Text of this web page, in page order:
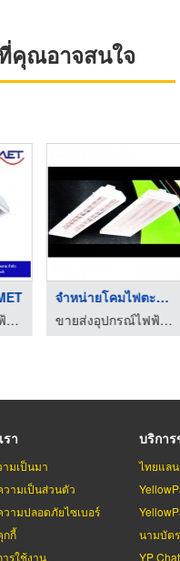
คุณอาจสนใจ
ขายส่งอุปกรณ์ไฟฟ้าแรงสูง-แรงต่ำ เอ็น.พี.ที.อิเล็กทริค ซัพพลาย
จำหน่ายโคมไฟตะแกรงแบ ...
ขายส่งอุปกรณ์ไฟฟ้าแรงสูง-แรงต่ำ เอ็น.พี.ที.อิเล็กทริค ซัพพลาย
รา
มเป็นมา
ามเป็นส่วนตัว
ามปลอดภัยไซเบอร์
กกี้
รใช้งาน
บริการ
ไทยแลน
นามบัต
YP